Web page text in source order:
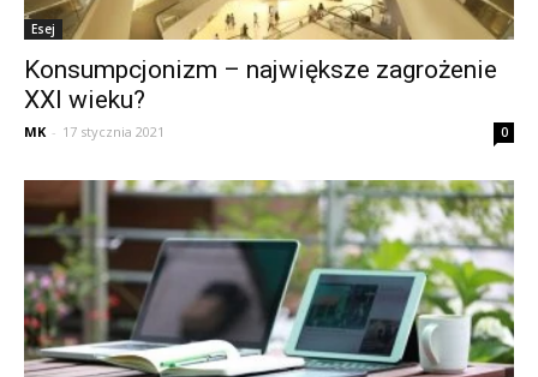
Esej
Konsumpcjonizm – największe zagrożenie
XXI wieku?
MK - 17 stycznia 2021 0